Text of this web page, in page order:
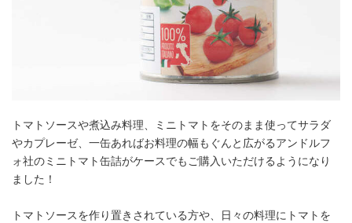
トマトソースや煮込み料理、ミニトマトをそのまま使ってサラダ
やカプレーゼ、一缶あればお料理の幅もぐんと広がるアンドルフ
ォ社のミニトマト缶詰がケースでもご購入いただけるようになり
ました！
トマトソースを作り置きされている方や、日々の料理にトマトを